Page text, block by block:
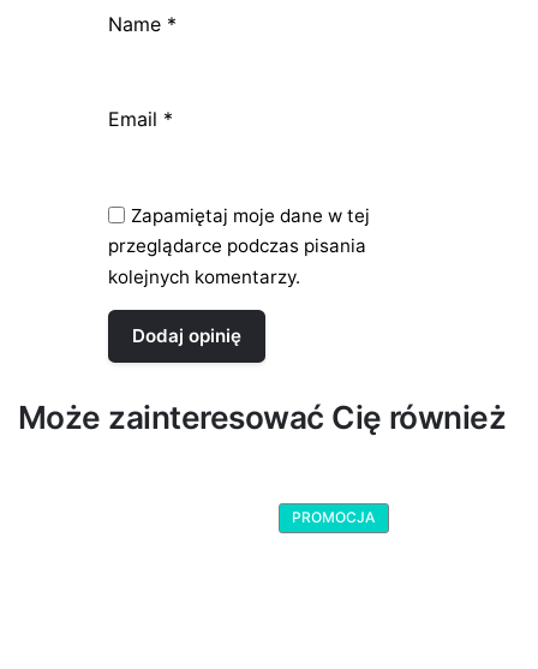
Name *
Email *
Zapamiętaj moje dane w tej
przeglądarce podczas pisania
kolejnych komentarzy.
Może zainteresować Cię również
PROMOCJA